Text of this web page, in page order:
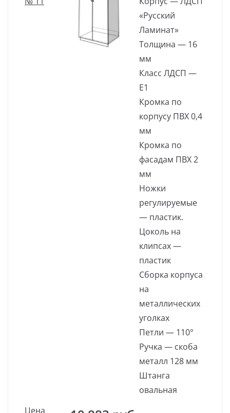
«Русский
Ламинат»
Толщина — 16
мм
Класс ЛДСП —
Е1
Кромка по
корпусу ПВХ 0,4
мм
Кромка по
фасадам ПВХ 2
мм
Ножки
регулируемые
— пластик.
Цоколь на
клипсах —
пластик
Сборка корпуса
на
металлических
уголках
Петли — 110°
Ручка — скоба
металл 128 мм
Штанга
овальная
Цена